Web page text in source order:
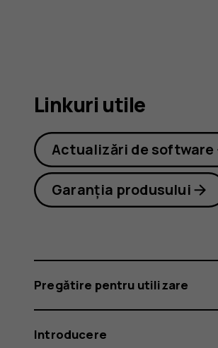
Linkuri utile
Actualizări de software
Garanția produsului
Pregătire pentru utilizare
Introducere